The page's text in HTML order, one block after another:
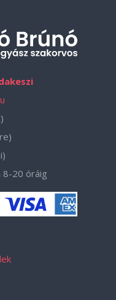
8-20 óráig